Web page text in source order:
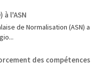
à l'ASN
de Normalisation (ASN) a
des compétences